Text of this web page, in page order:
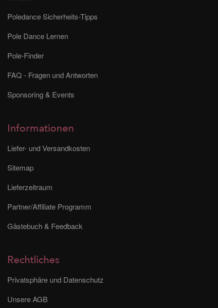
Poledance Sicherheits-Tipps
Pole Dance Lernen
Pole-Finder
FAQ - Fragen und Antworten
Sponsoring & Events
Informationen
Liefer- und Versandkosten
Sitemap
Lieferzeitraum
Partner/Affiliate Programm
Gästebuch & Feedback
Rechtliches
Privatsphäre und Datenschutz
Unsere AGB